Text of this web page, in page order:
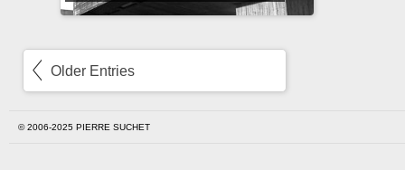
Older Entries
© 2006-2025 PIERRE SUCHET